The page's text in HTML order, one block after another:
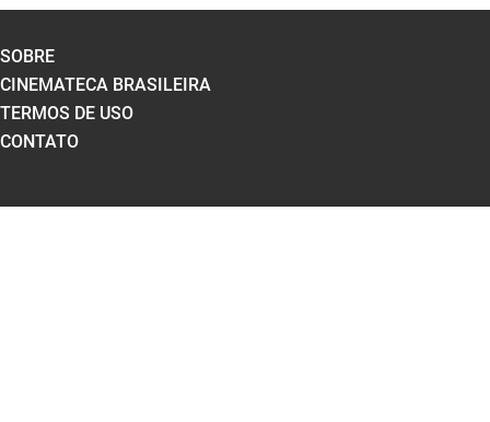
SOBRE
CINEMATECA BRASILEIRA
TERMOS DE USO
CONTATO